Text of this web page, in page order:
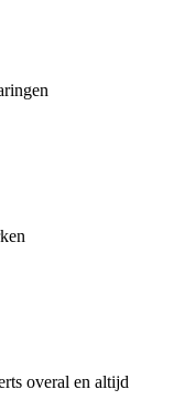
overal en altijd